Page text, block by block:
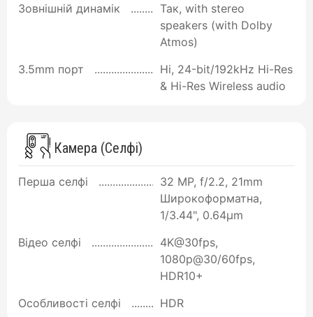
Зовнішній динамік
Так, with stereo
speakers (with Dolby
Atmos)
3.5mm порт
Ні, 24-bit/192kHz Hi-Res
& Hi-Res Wireless audio
Камера (Селфі)
Перша селфі
32 MP, f/2.2, 21mm
Широкоформатна,
1/3.44", 0.64µm
Відео селфі
4K@30fps,
1080p@30/60fps,
HDR10+
Особливості селфі
HDR